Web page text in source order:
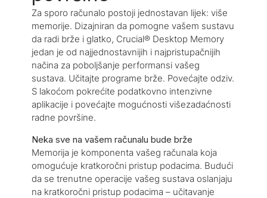
Za sporo računalo postoji jednostavan lijek: više
memorije. Dizajniran da pomogne vašem sustavu
da radi brže i glatko, Crucial® Desktop Memory
jedan je od najjednostavnijih i najpristupačnijih
načina za poboljšanje performansi vašeg
sustava. Učitajte programe brže. Povećajte odziv.
S lakoćom pokrećite podatkovno intenzivne
aplikacije i povećajte mogućnosti višezadaćnosti
radne površine.
Neka sve na vašem računalu bude brže
Memorija je komponenta vašeg računala koja
omogućuje kratkoročni pristup podacima. Budući
da se trenutne operacije vašeg sustava oslanjaju
na kratkoročni pristup podacima – učitavanje